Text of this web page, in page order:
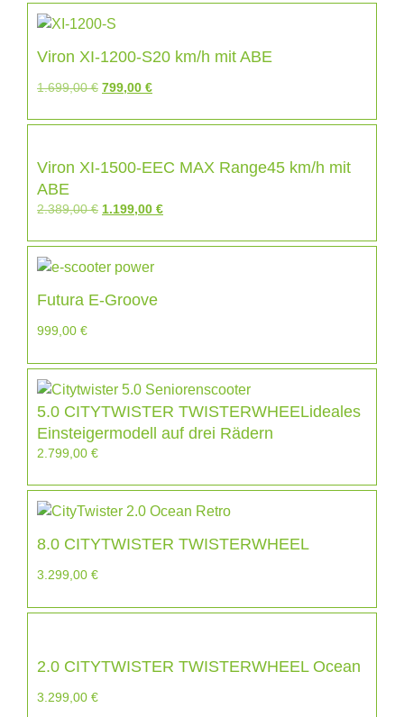
Viron XI-1200-S20 km/h mit ABE
1.699,00€ 799,00 €
Viron XI-1500-EEC MAX Range45 km/h mit
ABE
2.389,00€ 1.199,00 €
Futura E-Groove
999,00 €
5.0 CITYTWISTER TWISTERWHEELideales
Einsteigermodell auf drei Rädern
2.799,00 €
8.0 CITYTWISTER TWISTERWHEEL
3.299,00 €
2.0 CITYTWISTER TWISTERWHEEL Ocean
3.299,00 €